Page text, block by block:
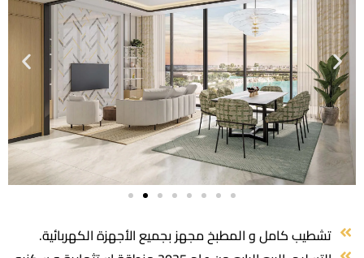
تشطيب كامل و المطبخ مجهز بجميع الأجهزة الكهربائية.